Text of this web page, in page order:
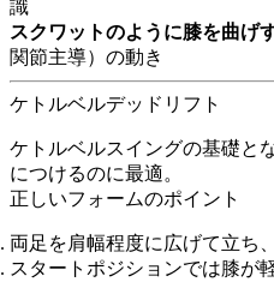
識
スクワットのように膝を曲げ
関節主導）の動き
ケトルベルデッドリフト
ケトルベルスイングの基礎と
につけるのに最適。
正しいフォームのポイント
両足を肩幅程度に広げて立ち
スタートポジションでは膝が